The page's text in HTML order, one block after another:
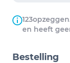
en heeft
Bestelling